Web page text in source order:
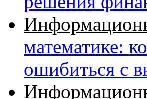
математике:
ошибиться с